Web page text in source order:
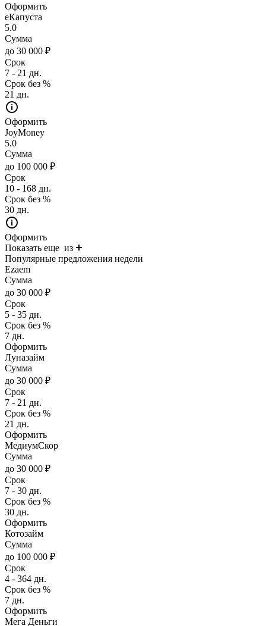
Оформить
еКапуста
5.0
Сумма
до 30 000 ₽
Срок
7 - 21 дн.
Срок без %
21 дн.
Оформить
JoyMoney
5.0
Сумма
до 100 000 ₽
Срок
10 - 168 дн.
Срок без %
30 дн.
Оформить
Показать еще из
Популярные предложения недели
Ezaem
Сумма
до 30 000 ₽
Срок
5 - 35 дн.
Срок без %
7 дн.
Оформить
Луназайм
Сумма
до 30 000 ₽
Срок
7 - 21 дн.
Срок без %
21 дн.
Оформить
МедиумСкор
Сумма
до 30 000 ₽
Срок
7 - 30 дн.
Срок без %
30 дн.
Оформить
Котозайм
Сумма
до 100 000 ₽
Срок
4 - 364 дн.
Срок без %
7 дн.
Оформить
Мега Деньги